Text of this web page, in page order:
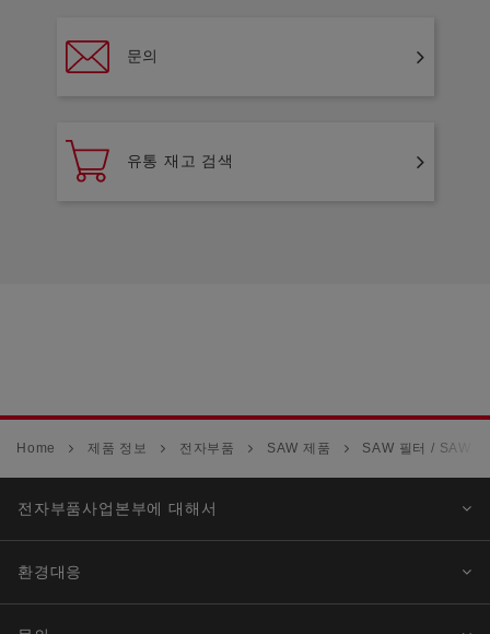
문의
유통 재고 검색
Home 제품 정보 전자부품 SAW 제품 SAW 필터 / SAW
전자부품사업본부에 대해서
환경대응